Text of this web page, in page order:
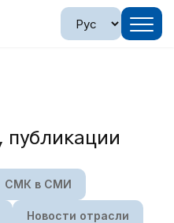
публикации
СМК в СМИ
Новости отрасли